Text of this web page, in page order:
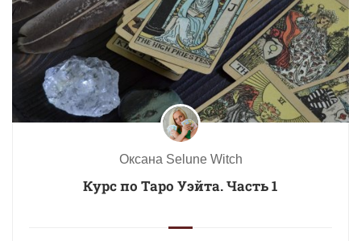
Оксана Selune Witch
Курс по Таро Уэйта. Часть 1